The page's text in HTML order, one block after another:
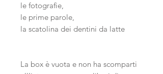
le fotografie,
le prime parole,
la scatolina dei dentini da latte
La box è vuota e non ha scomparti